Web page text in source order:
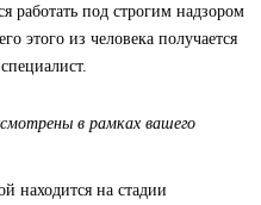
работать под строгим надзором
этого из человека получается
в рамках вашего
находится на стадии